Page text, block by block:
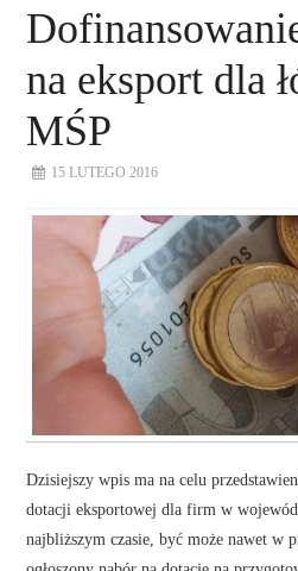
DORADZTWO
PLAN ROZWOJU EKSPORTU
PROEXIO
na eksport dla
MŚP
15 LUTEGO 2016
Dzisiejszy wpis ma na celu
dotacji eksportowej dla firm w
najbliższym czasie, być może nawet w